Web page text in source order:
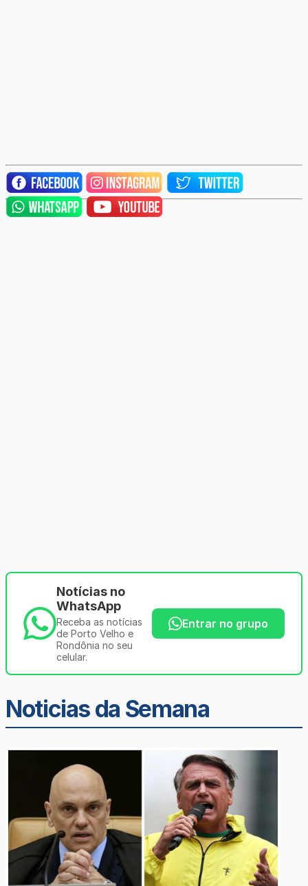
Notícias no
WhatsApp
Receba as notícias
de Porto Velho e
Rondônia no seu
celular.
Entrar no grupo
Noticias da Semana